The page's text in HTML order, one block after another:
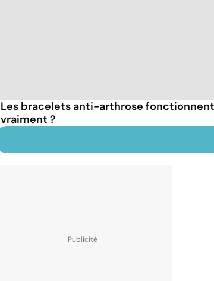
Les bracelets anti-arthrose
vraiment ?